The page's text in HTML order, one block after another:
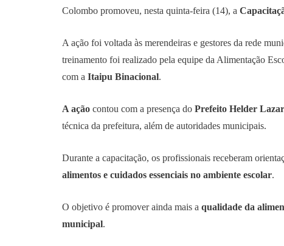
Colombo promoveu, nesta quinta-feira (14), a
A ação foi voltada às merendeiras e gestores da rede
treinamento foi realizado pela equipe da Alimentação
com a Itaipu Binacional.
A ação contou com a presença do Prefeito Helder
técnica da prefeitura, além de autoridades municipais.
Durante a capacitação, os profissionais receberam
alimentos e cuidados essenciais no ambiente escolar.
O objetivo é promover ainda mais a qualidade da
municipal.